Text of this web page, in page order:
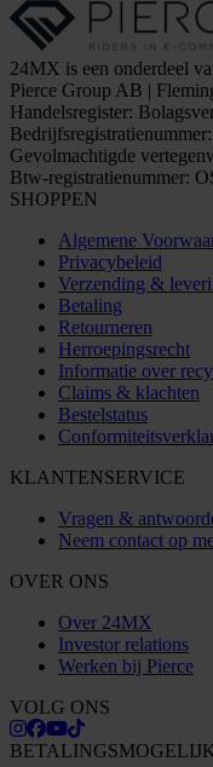
24MX is een onderdeel
Pierce Group AB |
Handelsregister:
Gevolmachtigde
Btw-registratienummer:
SHOPPEN
Algemene
Privacybeleid
Verzending &
Betaling
Retourneren
Herroepingsrecht
Informatie over
Claims & klachten
Bestelstatus
KLANTENSERVICE
Vragen &
Neem contact op
OVER ONS
Over 24MX
Investor relations
Werken bij Pierce
VOLG ONS